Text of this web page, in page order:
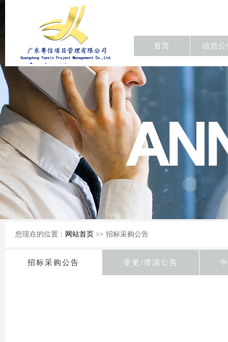
东粤信项目
管理有限公
司/
首页 信息公
您现在的位置： 网站首页 >> 招标采购公告
招标采购公告 变更/澄清公告